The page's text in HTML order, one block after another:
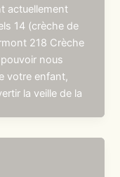
actuellement
14 (crèche de
218 Crèche
nous
votre enfant,
la veille de la